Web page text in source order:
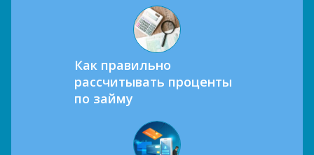
Как правильно
рассчитывать проценты
по займу